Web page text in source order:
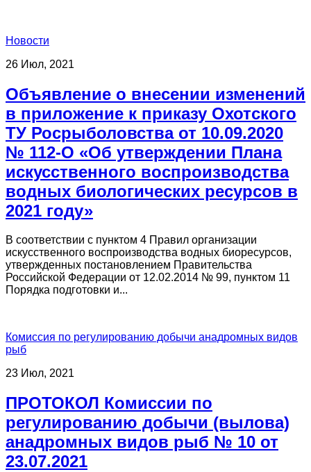
Новости
26 Июл, 2021
Объявление о внесении изменений
в приложение к приказу Охотского
ТУ Росрыболовства от 10.09.2020
№ 112-О «Об утверждении Плана
искусственного воспроизводства
водных биологических ресурсов в
2021 году»
В соответствии с пунктом 4 Правил организации
искусственного воспроизводства водных биоресурсов,
утвержденных постановлением Правительства
Российской Федерации от 12.02.2014 № 99, пунктом 11
Порядка подготовки и...
Комиссия по регулированию добычи анадромных видов
рыб
23 Июл, 2021
ПРОТОКОЛ Комиссии по
регулированию добычи (вылова)
анадромных видов рыб № 10 от
23.07.2021